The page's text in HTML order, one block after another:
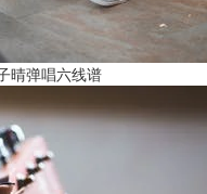
晴弹唱六线谱